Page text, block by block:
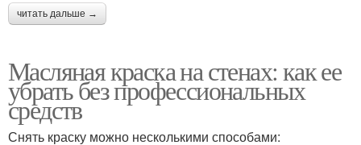
читать дальше →
Масляная краска на стенах: как ее
убрать без профессиональных
средств
Снять краску можно несколькими способами: